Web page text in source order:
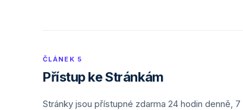
ČLÁNEK 5
Přístup ke Stránkám
Stránky jsou přístupné zdarma 24 hodin denně,